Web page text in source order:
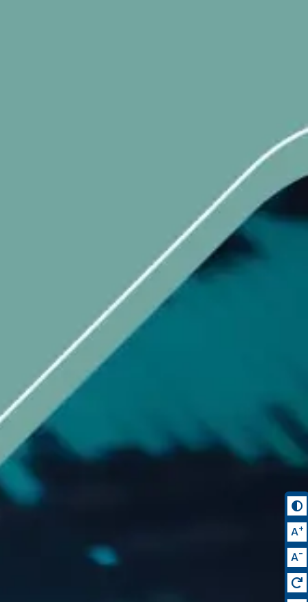
A+
A-